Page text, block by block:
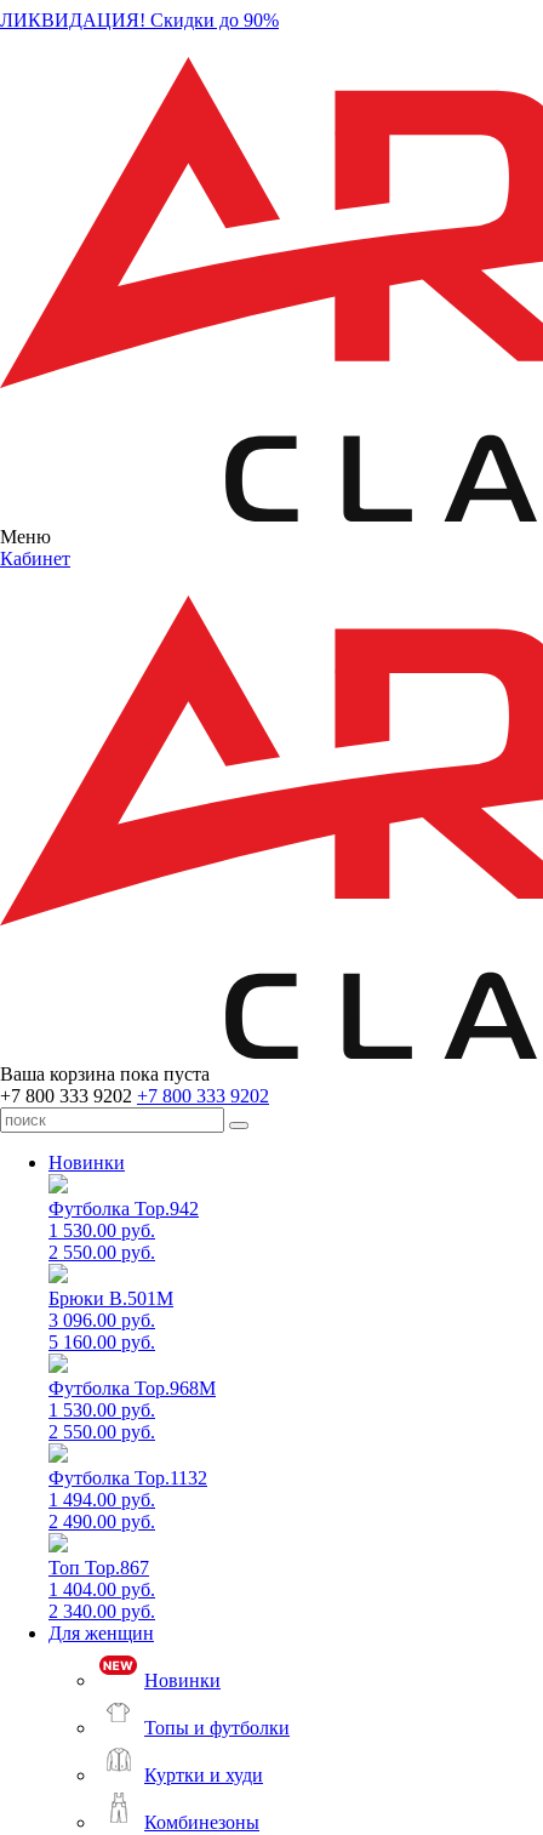
ЛИКВИДАЦИЯ! Скидки до 90%
Меню
Кабинет
Ваша корзина пока пуста
+7 800 333 9202 +7 800 333 9202
Новинки
Футболка Top.942
1 530.00 руб.
2 550.00 руб.
Брюки B.501M
3 096.00 руб.
5 160.00 руб.
Футболка Top.968M
1 530.00 руб.
2 550.00 руб.
Футболка Top.1132
1 494.00 руб.
2 490.00 руб.
Топ Top.867
1 404.00 руб.
2 340.00 руб.
Для женщин
Новинки
Топы и футболки
Куртки и худи
Комбинезоны